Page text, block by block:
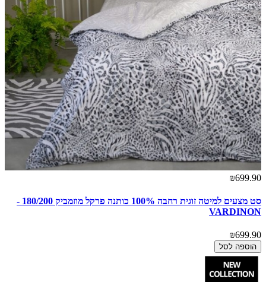
₪699.90
סט מצעים למיטה זוגית רחבה 100% כותנה פרקל מוזמביק 180/200 -
VARDINON
₪699.90
הוספה לסל